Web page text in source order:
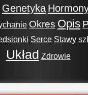
Genetyka
Okres Opis
Serce Stawy
Układ Zdrowie